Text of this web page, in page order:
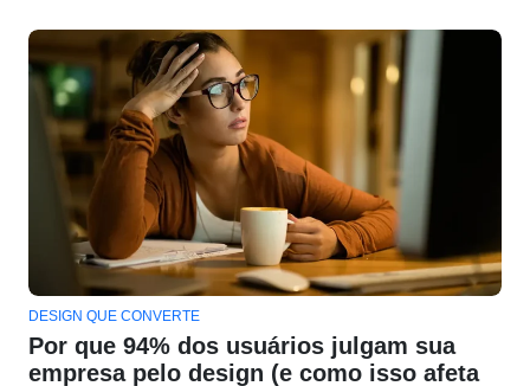
DESIGN QUE CONVERTE
Por que 94% dos usuários julgam sua
empresa pelo design (e como isso afeta